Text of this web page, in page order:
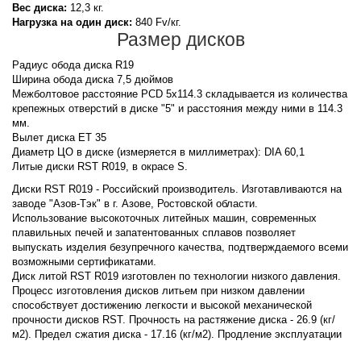
Вес диска: 12,3 кг.
Нагрузка на один диск: 840 Fv/кг.
Размер дисков
Радиус обода диска R19
Ширина обода диска 7,5 дюймов
Межболтовое расстояние PCD 5x114.3 складывается из количества
крепежных отверстий в диске "5" и расстояния между ними в 114.3
мм.
Вылет диска ET 35
Диаметр ЦО в диске (измеряется в миллиметрах): DIA 60,1
Литые диски RST R019, в окрасе S.
Диски RST R019 - Российский производитель. Изготавливаются на
заводе "Азов-Тэк" в г. Азове, Ростовской области.
Использование высокоточных литейных машин, современных
плавильных печей и запатентованных сплавов позволяет
выпускать изделия безупречного качества, подтверждаемого всеми
возможными сертификатами.
Диск литой RST R019 изготовлен по технологии низкого давления.
Процесс изготовления дисков литьем при низком давлении
способствует достижению легкости и высокой механической
прочности дисков RST. Прочность на растяжение диска - 26.9 (кг/
м2). Предел сжатия диска - 17.16 (кг/м2). Продление эксплуатации